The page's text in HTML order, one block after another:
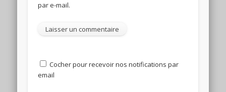
par e-mail.
Cocher pour recevoir nos notifications par
email